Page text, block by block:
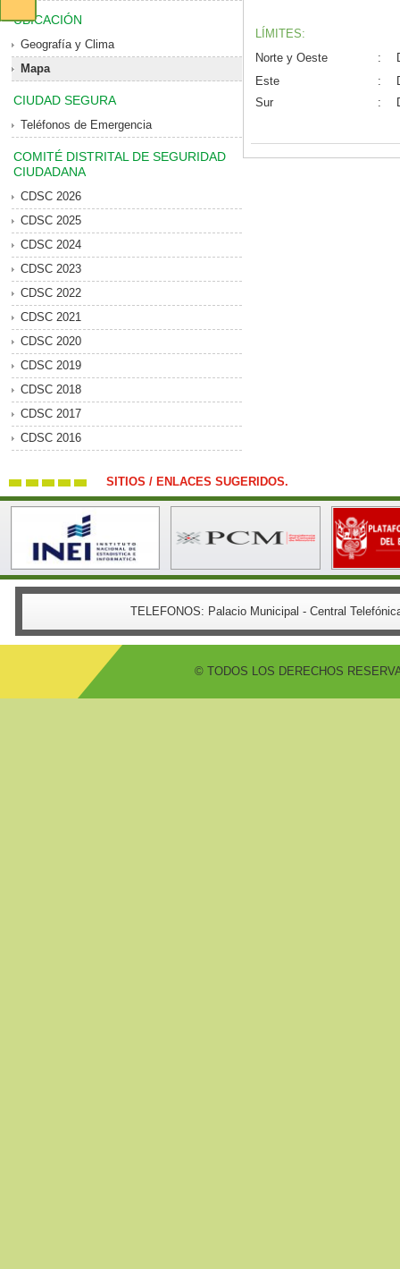
UBICACIÓN
Geografía y Clima
Mapa
CIUDAD SEGURA
Teléfonos de Emergencia
COMITÉ DISTRITAL DE SEGURIDAD
CIUDADANA
CDSC 2026
CDSC 2025
CDSC 2024
CDSC 2023
CDSC 2022
CDSC 2021
CDSC 2020
CDSC 2019
CDSC 2018
CDSC 2017
CDSC 2016
LÍMITES:
Norte y Oeste
:
Este
:
Sur
:
SITIOS / ENLACES SUGERIDOS.
TELEFONOS: Palacio Municipal - Central
© TODOS LOS DERECHOS